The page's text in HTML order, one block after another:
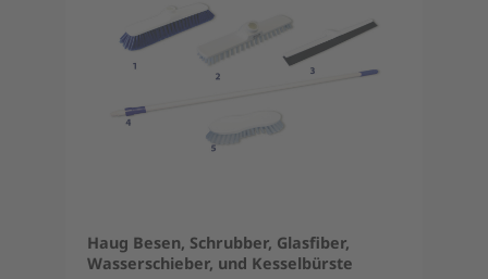
Haug Besen, Schrubber, Glasfiber,
Wasserschieber, und Kesselbürste